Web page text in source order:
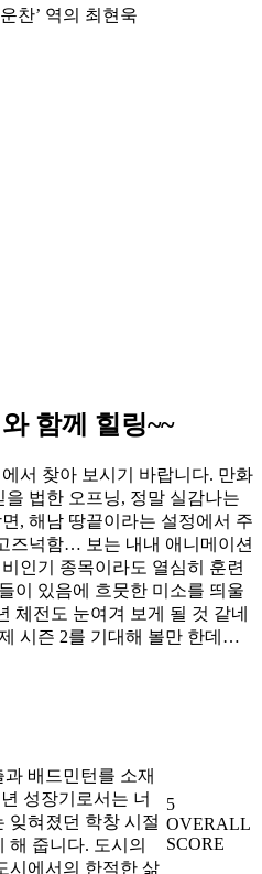
운찬’ 역의 최현욱
함께 힐링~~
서 찾아 보시기 바랍니다. 만화
법한 오프닝, 정말 실감나는
, 해남 땅끝이라는 설정에서 주
즈넉함… 보는 내내 애니메이션
인기 종목이라도 열심히 훈련
이 있음에 흐뭇한 미소를 띄울
체전도 눈여겨 보게 될 것 같네
시즌 2를 기대해 볼만 한데…
배드민턴를 소재
성장기로서는 너
잊혀졌던 학창 시절
해 줍니다. 도시의
시에서의 한적한 삶
5
OVERALL
SCORE